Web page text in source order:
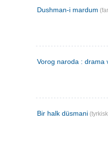
Dushman-i mardum
Vorog naroda : drama
Bir halk düsmani